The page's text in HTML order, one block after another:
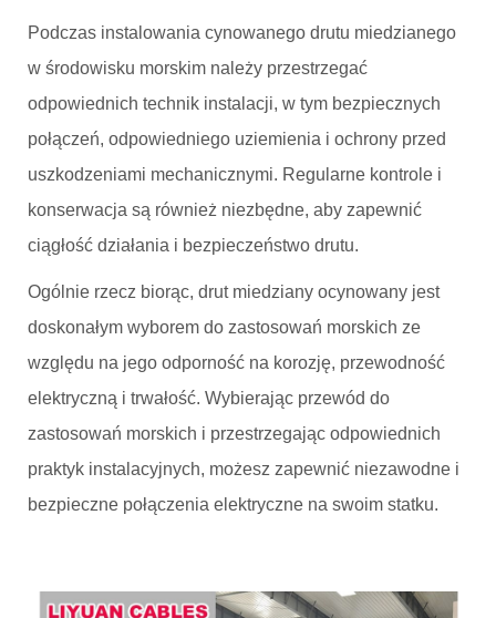
Podczas instalowania cynowanego drutu miedzianego
w środowisku morskim należy przestrzegać
odpowiednich technik instalacji, w tym bezpiecznych
połączeń, odpowiedniego uziemienia i ochrony przed
uszkodzeniami mechanicznymi. Regularne kontrole i
konserwacja są również niezbędne, aby zapewnić
ciągłość działania i bezpieczeństwo drutu.
Ogólnie rzecz biorąc, drut miedziany ocynowany jest
doskonałym wyborem do zastosowań morskich ze
względu na jego odporność na korozję, przewodność
elektryczną i trwałość. Wybierając przewód do
zastosowań morskich i przestrzegając odpowiednich
praktyk instalacyjnych, możesz zapewnić niezawodne i
bezpieczne połączenia elektryczne na swoim statku.